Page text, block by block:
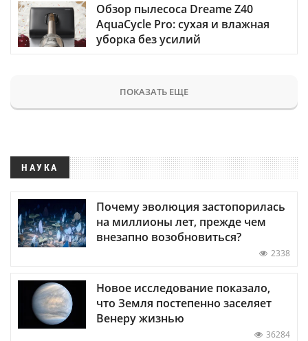
Обзор пылесоса Dreame Z40
AquaCycle Pro: сухая и влажная
уборка без усилий
ПОКАЗАТЬ ЕЩЕ
НАУКА
Почему эволюция застопорилась
на миллионы лет, прежде чем
внезапно возобновиться?
2338
Новое исследование показало,
что Земля постепенно заселяет
Венеру жизнью
36284